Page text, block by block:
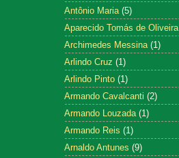
Antônio Maria (5)
Aparecido Tomás de Oliveira
Archimedes Messina (1)
Arlindo Cruz (1)
Arlindo Pinto (1)
Armando Cavalcanti (2)
Armando Louzada (1)
Armando Reis (1)
Arnaldo Antunes (9)